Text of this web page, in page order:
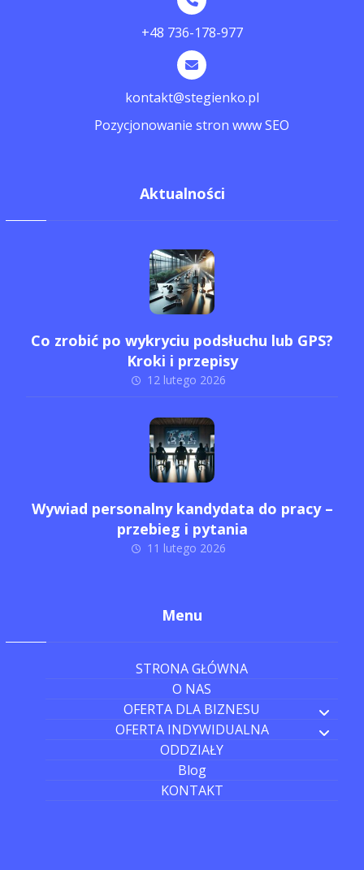
+48 736-178-977
kontakt@stegienko.pl
Pozycjonowanie stron www SEO
Aktualności
Co zrobić po wykryciu podsłuchu lub GPS?
Kroki i przepisy
12 lutego 2026
Wywiad personalny kandydata do pracy –
przebieg i pytania
11 lutego 2026
Menu
STRONA GŁÓWNA
O NAS
OFERTA DLA BIZNESU
OFERTA INDYWIDUALNA
ODDZIAŁY
Blog
KONTAKT